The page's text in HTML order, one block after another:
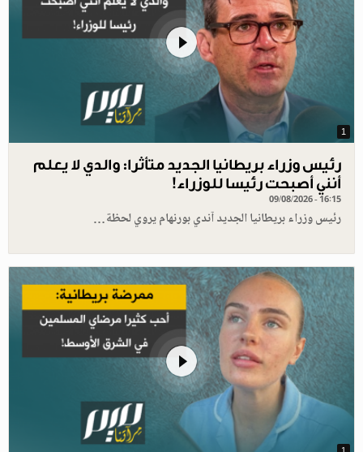
1
رئيس وزراء بريطانيا الجديد متأثرا: والدي لا يعلم
أنني أصبحت رئيسا للوزراء!
09/08/2026 - 16:15
رئيس وزراء بريطانيا الجديد آندي بورنهام يروي لحظة…